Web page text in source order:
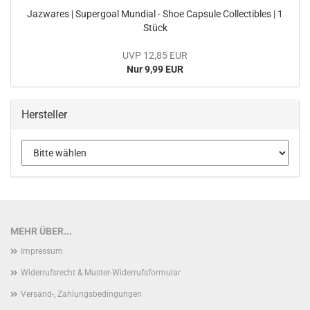
Jaz­wa­res | Su­per­goal Mun­di­al - Shoe Cap­su­le Collec­ti­bles | 1
Stück
UVP 12,85 EUR
Nur 9,99 EUR
Hersteller
MEHR ÜBER...
Impressum
Widerrufsrecht & Muster-Widerrufsformular
Versand-, Zahlungsbedingungen